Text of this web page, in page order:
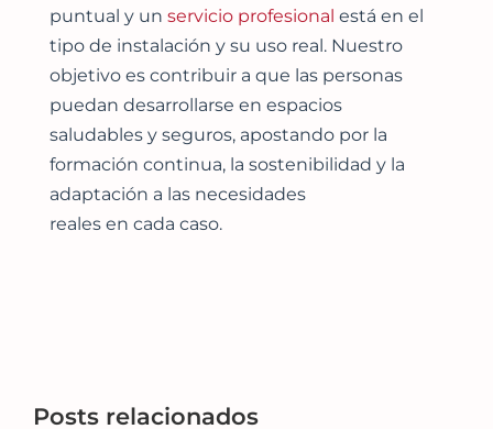
puntual y un servicio profesional está en el
tipo de instalación y su uso real. Nuestro
objetivo es contribuir a que las personas
puedan desarrollarse en espacios
saludables y seguros, apostando por la
formación continua, la sostenibilidad y la
adaptación a las necesidades
reales en cada caso.
Posts relacionados